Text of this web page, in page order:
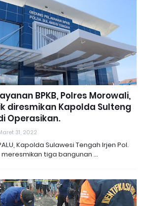
BPKB, Polres Morowali,
diresmikan Kapolda Sulteng
Operasikan.
31, 2022
PALU, Kapolda Sulawesi Tengah Irjen Pol.
meresmikan tiga bangunan …